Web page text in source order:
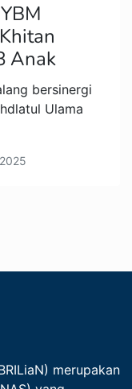
Anak
bersinergi
Ulama
merupakan